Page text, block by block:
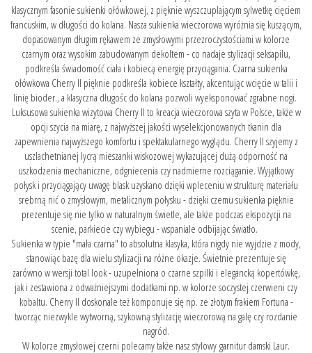
klasycznym fasonie sukienki ołówkowej, z pięknie wyszczuplającym sylwetkę cięciem
francuskim, w długości do kolana. Nasza sukienka wieczorowa wyróżnia się kuszącym,
dopasowanym długim rękawem ze zmysłowymi przezroczystościami w kolorze
czarnym oraz wysokim zabudowanym dekoltem - co nadaje stylizacji seksapilu,
podkreśla świadomość ciała i kobiecą energię przyciągania. Czarna sukienka
ołówkowa Cherry II pięknie podkreśla kobiece kształty, akcentując wcięcie w talii i
linię bioder., a klasyczna długośc do kolana pozwoli wyeksponować zgrabne nogi.
Luksusowa sukienka wizytowa Cherry II to kreacja wieczorowa szyta w Polsce, także w
opcji szycia na miarę, z najwyższej jakości wyselekcjonowanych tkanin dla
zapewnienia najwyższego komfortu i spektakularnego wyglądu. Cherry II szyjemy z
uszlachetnianej lycrą mieszanki wiskozowej wykazującej dużą odporność na
uszkodzenia mechaniczne, odgniecenia czy nadmierne rozciąganie. Wyjątkowy
połysk i przyciągający uwagę blask uzyskano dzięki wpleceniu w strukturę materiału
srebrną nić o zmysłowym, metalicznym połysku - dzięki czemu sukienka pięknie
prezentuje się nie tylko w naturalnym świetle, ale także podczas ekspozycji na
scenie, parkiecie czy wybiegu - wspaniale odbijając światło.
Sukienka w typie "mała czarna" to absolutna klasyka, która nigdy nie wyjdzie z mody,
stanowiąc bazę dla wielu stylizacji na różne okazje. Świetnie prezentuje się
zarówno w wersji total look - uzupełniona o czarne szpilki i elegancką kopertówkę,
jak i zestawiona z odważniejszymi dodatkami np. w kolorze soczystej czerwieni czy
kobaltu. Cherry II doskonale też komponuje się np. ze złotym frakiem Fortuna -
tworząc niezwykle wytworną, szykowną stylizację wieczorową na galę czy rozdanie
nagród.
W kolorze zmysłowej czerni polecamy także nasz stylowy garnitur damski Laur.